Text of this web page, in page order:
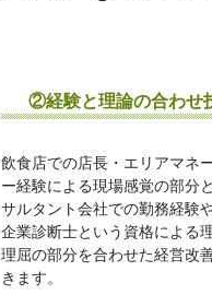
②経験と理論の合わせ
飲食店での店長・エリアマネ
ー経験による現場感覚の部分
サルタント会社での勤務経験
企業診断士という資格による
理屈の部分を合わせた経営改
きます。